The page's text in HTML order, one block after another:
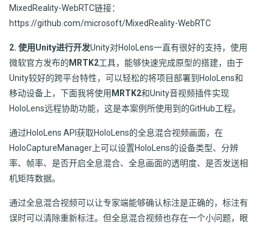
MixedReality-WebRTC链接：
https://github.com/microsoft/MixedReality-WebRTC
2. 使用Unity进行开发Unity对HoloLens一直有很好的支持，使用
微软官方发布的MRTK2工具，能够快速完成原型的搭建，由于
Unity较好的跨平台特性，可以轻松的将项目部署到HoloLens和
移动设备上，下面我将使用MRTK2和Unity音视频插件实现
HoloLens远程协助功能，这是本案例所使用到的GitHub工程。
通过HoloLens API获取HoloLens的全息混合视频画面，在
HoloCaptureManager上可以设置HoloLens的设备类型、分辨
率、帧率、是否开启全息混合、全息画面的透明度、是否发送相
机矩阵数据。
通过全息混合视频可以让专家端能够确认标注是正确的，标注有
误时可以清除重新标注。但全息混合视频也存在一个小问题，眼